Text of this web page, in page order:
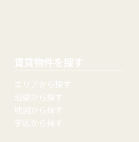
賃貸物件を探す
エリアから探す
沿線から探す
地図から探す
学区から探す